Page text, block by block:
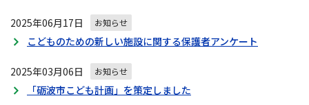
2025年06月17日 お知らせ
こどものための新しい施設に関する保護者アンケート
2025年03月06日 お知らせ
「砺波市こども計画」を策定しました